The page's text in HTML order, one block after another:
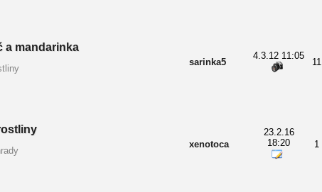
a mandarinka
sarinka5
4.3.12 11:05
11
xenotoca
23.2.16
18:20
1